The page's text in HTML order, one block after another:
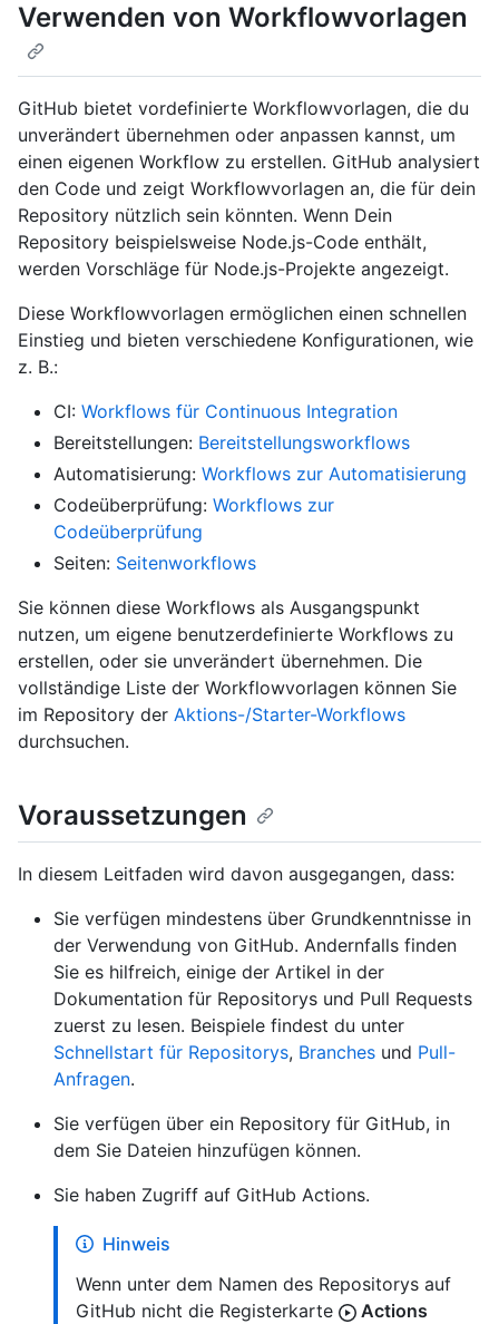
Verwenden von Workflowvorlagen
GitHub bietet vordefinierte Workflowvorlagen, die du
unverändert übernehmen oder anpassen kannst, um
einen eigenen Workflow zu erstellen. GitHub analysiert
den Code und zeigt Workflowvorlagen an, die für dein
Repository nützlich sein könnten. Wenn Dein
Repository beispielsweise Node.js-Code enthält,
werden Vorschläge für Node.js-Projekte angezeigt.
Diese Workflowvorlagen ermöglichen einen schnellen
Einstieg und bieten verschiedene Konfigurationen, wie
z. B.:
CI: Workflows für Continuous Integration
Bereitstellungen: Bereitstellungsworkflows
Automatisierung: Workflows zur Automatisierung
Codeüberprüfung: Workflows zur
Codeüberprüfung
Seiten: Seitenworkflows
Sie können diese Workflows als Ausgangspunkt
nutzen, um eigene benutzerdefinierte Workflows zu
erstellen, oder sie unverändert übernehmen. Die
vollständige Liste der Workflowvorlagen können Sie
im Repository der Aktions-/Starter-Workflows
durchsuchen.
Voraussetzungen
In diesem Leitfaden wird davon ausgegangen, dass:
Sie verfügen mindestens über Grundkenntnisse in
der Verwendung von GitHub. Andernfalls finden
Sie es hilfreich, einige der Artikel in der
Dokumentation für Repositorys und Pull Requests
zuerst zu lesen. Beispiele findest du unter
Schnellstart für Repositorys, Branches und Pull-
Anfragen.
Sie verfügen über ein Repository für GitHub, in
dem Sie Dateien hinzufügen können.
Sie haben Zugriff auf GitHub Actions.
Hinweis
Wenn unter dem Namen des Repositorys auf
GitHub nicht die Registerkarte
Actions